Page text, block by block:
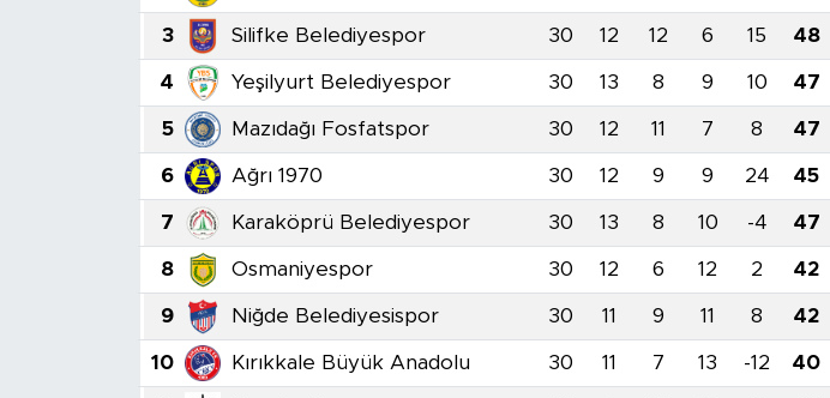
3 Silifke Belediyespor 30 12 12 6 15 48
4 Yeşilyurt Belediyespor 30 13 8 9 10 47
5 Mazıdağı Fosfatspor 30 12 11 7 8 47
6 Ağrı 1970 30 12 9 9 24 45
7 Karaköprü Belediyespor 30 13 8 10 -4 47
8 Osmaniyespor 30 12 6 12 2 42
9 Niğde Belediyesispor 30 11 9 11 8 42
10 Kırıkkale Büyük Anadolu 30 11 7 13 -12 40